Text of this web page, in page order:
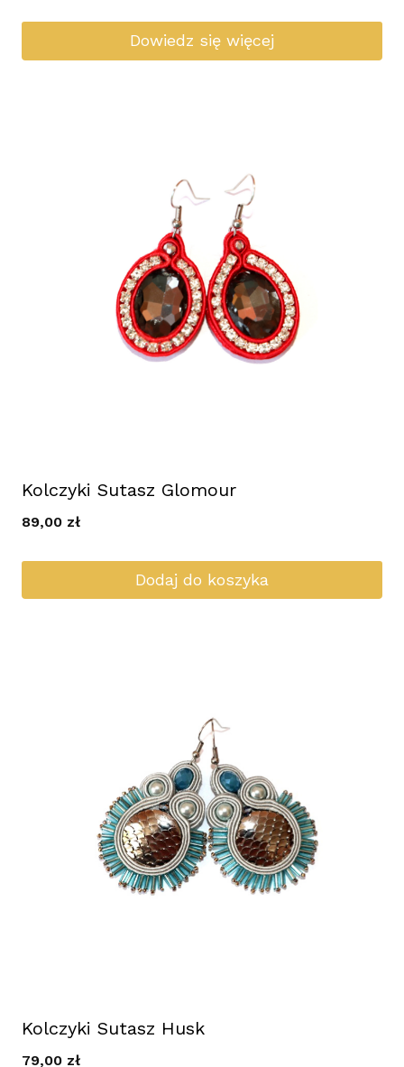
Dowiedz się więcej
Kolczyki Sutasz Glomour
89,00 zł
Dodaj do koszyka
Kolczyki Sutasz Husk
79,00 zł